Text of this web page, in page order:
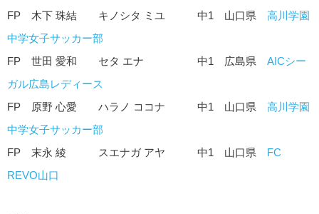
FP 木下 珠結 キノシタ ミユ 中1 山口県 高川学園
中学女子サッカー部
FP 世田 愛和 セタ エナ 中1 広島県 AICシー
ガル広島レディース
FP 原野 心愛 ハラノ ココナ 中1 山口県 高川学園
中学女子サッカー部
FP 末永 綾 スエナガ アヤ 中1 山口県 FC
REVO山口